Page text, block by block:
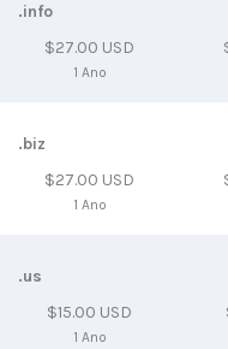
.info
$27.00 USD
1 Ano
.biz
$27.00 USD
1 Ano
.us
$15.00 USD
1 Ano